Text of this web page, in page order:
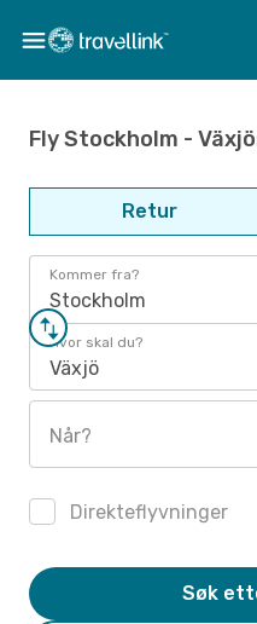
Fly Stockholm -
Retur
Kommer fra?
Stockholm
Hvor skal du?
Växjö
Når?
Direkteflyvninger
Søk